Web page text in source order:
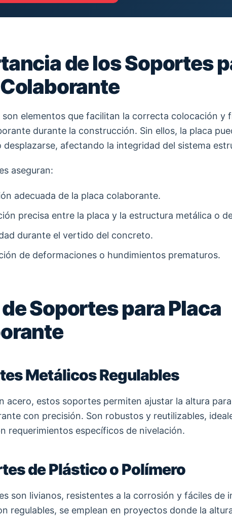
de los Soportes
elementos que facilitan la correcta colocación y
durante la construcción. Sin ellos, la placa
desplazarse, afectando la integridad del sistema
aseguran:
adecuada de la placa colaborante.
precisa entre la placa y la estructura metálica o
durante el vertido del concreto.
de deformaciones o hundimientos prematuros.
Soportes para Placa
Metálicos Regulables
acero, estos soportes permiten ajustar la altura
con precisión. Son robustos y reutilizables,
requerimientos específicos de nivelación.
de Plástico o Polímero
son livianos, resistentes a la corrosión y fáciles de
regulables, se emplean en proyectos donde la